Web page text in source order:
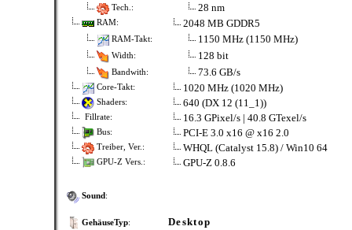
Tech.: 28 nm
RAM: 2048 MB GDDR5
RAM-Takt: 1150 MHz (1150 MHz)
Width: 128 bit
Bandwith: 73.6 GB/s
Core-Takt: 1020 MHz (1020 MHz)
Shaders: 640 (DX 12 (11_1))
Fillrate: 16.3 GPixel/s | 40.8 GTexel/s
Bus: PCI-E 3.0 x16 @ x16 2.0
Treiber, Ver.: WHQL (Catalyst 15.8) / Win10 64
GPU-Z Vers.: GPU-Z 0.8.6
Sound:
GehäuseTyp: Desktop